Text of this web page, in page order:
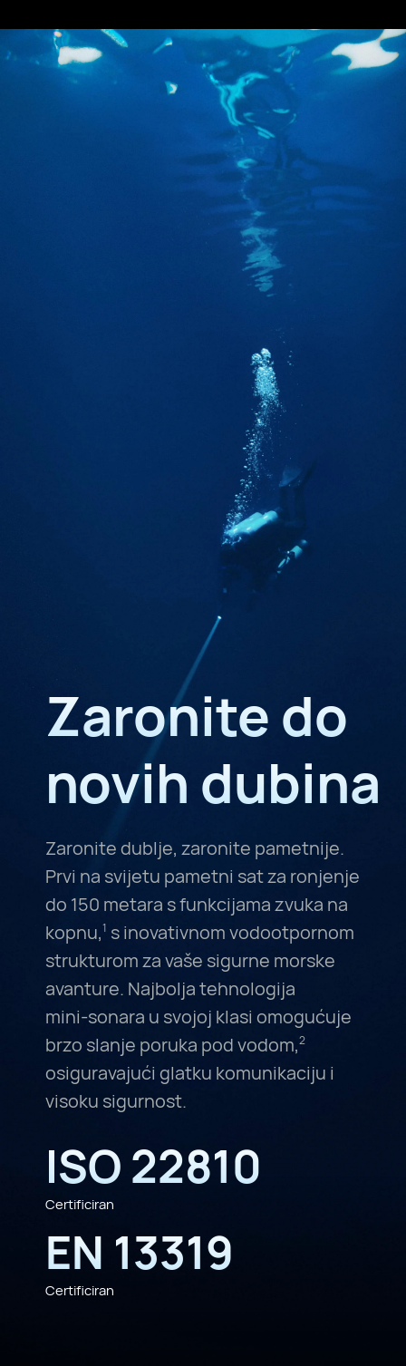
Zaronite do
novih dubina
Zaronite dublje, zaronite pametnije.
Prvi na svijetu pametni sat za ronjenje
do 150 metara s funkcijama zvuka na
kopnu,1 s inovativnom vodootpornom
strukturom za vaše sigurne morske
avanture. Najbolja tehnologija
mini-sonara u svojoj klasi omogućuje
brzo slanje poruka pod vodom,2
osiguravajući glatku komunikaciju i
visoku sigurnost.
ISO 22810
Certificiran
EN 13319
Certificiran